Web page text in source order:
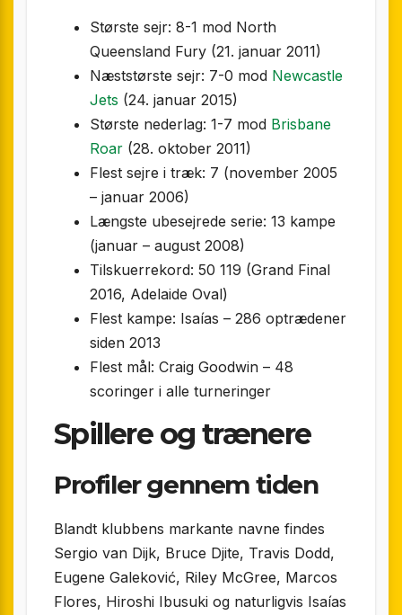
Største sejr: 8-1 mod North
Queensland Fury (21. januar 2011)
Næststørste sejr: 7-0 mod Newcastle
Jets (24. januar 2015)
Største nederlag: 1-7 mod Brisbane
Roar (28. oktober 2011)
Flest sejre i træk: 7 (november 2005
– januar 2006)
Længste ubesejrede serie: 13 kampe
(januar – august 2008)
Tilskuerrekord: 50 119 (Grand Final
2016, Adelaide Oval)
Flest kampe: Isaías – 286 optrædener
siden 2013
Flest mål: Craig Goodwin – 48
scoringer i alle turneringer
Spillere og trænere
Profiler gennem tiden
Blandt klubbens markante navne findes
Sergio van Dijk, Bruce Djite, Travis Dodd,
Eugene Galeković, Riley McGree, Marcos
Flores, Hiroshi Ibusuki og naturligvis Isaías